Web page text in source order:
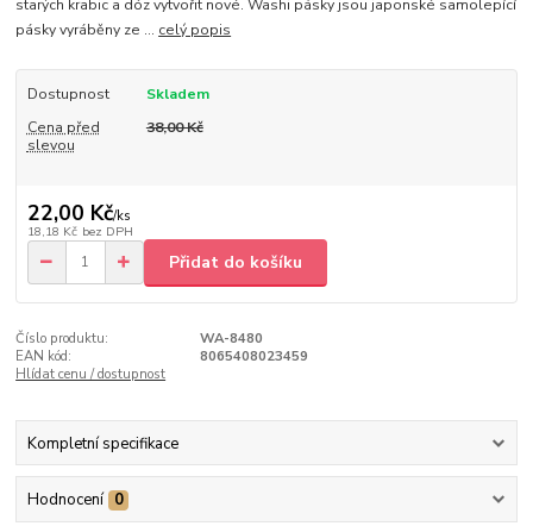
starých krabic a dóz vytvořit nové. Washi pásky jsou japonské samolepící
pásky vyráběny ze ... celý popis
Dostupnost
Skladem
Cena před
slevou
38,00 Kč
22,00 Kč/ks
18,18 Kč bez DPH
Přidat do košíku
Číslo produktu:
WA-8480
EAN kód:
8065408023459
Hlídat cenu / dostupnost
Kompletní specifikace
Hodnocení 0